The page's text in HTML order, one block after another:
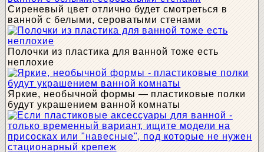
Сиреневый цвет отлично будет смотреться в
ванной с белыми, сероватыми стенами
Полочки из пластика для ванной тоже есть
неплохие
Яркие, необычной формы — пластиковые полки
будут украшением ванной комнаты